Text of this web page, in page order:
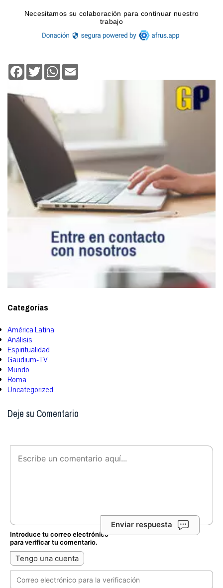
Facebook
TwitterWhatsApp
Categorías
América Latina
Análisis
Espiritualidad
Gaudium-TV
Mundo
Roma
Uncategorized
Deje su Comentario
Enviar respuesta
Introduce tu correo electrónico
para verificar tu comentario.
Tengo una cuenta